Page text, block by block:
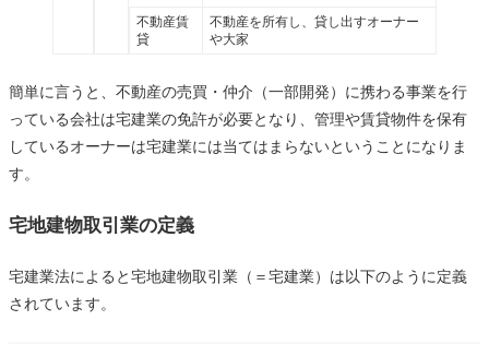
不動産賃
貸
不動産を所有し、貸し出すオーナー
や大家
簡単に言うと、不動産の売買・仲介（一部開発）に携わる事業を行
っている会社は宅建業の免許が必要となり、管理や賃貸物件を保有
しているオーナーは宅建業には当てはまらないということになりま
す。
宅地建物取引業の定義
宅建業法によると宅地建物取引業（＝宅建業）は以下のように定義
されています。